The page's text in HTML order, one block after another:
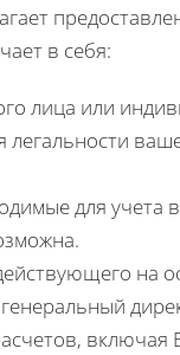
в себя:
лица или
для учета
на
включая